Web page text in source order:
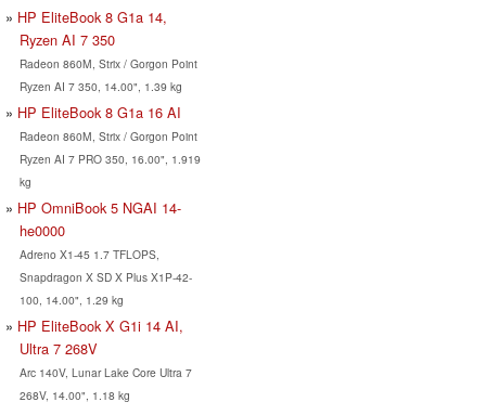
HP EliteBook 8 G1a 14,
Ryzen AI 7 350
Radeon 860M, Strix / Gorgon Point
Ryzen AI 7 350, 14.00", 1.39 kg
HP EliteBook 8 G1a 16 AI
Radeon 860M, Strix / Gorgon Point
Ryzen AI 7 PRO 350, 16.00", 1.919
kg
HP OmniBook 5 NGAI 14-
he0000
Adreno X1-45 1.7 TFLOPS,
Snapdragon X SD X Plus X1P-42-
100, 14.00", 1.29 kg
HP EliteBook X G1i 14 AI,
Ultra 7 268V
Arc 140V, Lunar Lake Core Ultra 7
268V, 14.00", 1.18 kg